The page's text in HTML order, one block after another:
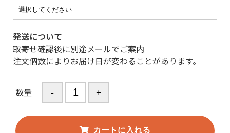
発送について
取寄せ確認後に別途メールでご案内
注文個数によりお届け日が変わることがあります。
数量